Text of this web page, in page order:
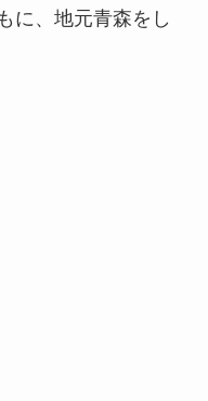
に、地元青森をし